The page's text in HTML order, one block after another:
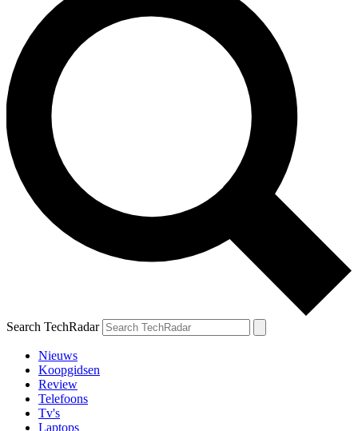
Search TechRadar
Nieuws
Koopgidsen
Review
Telefoons
Tv's
Laptops